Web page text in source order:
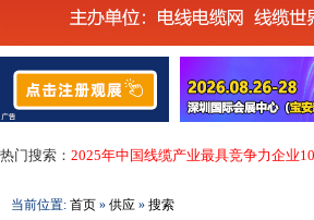
热门搜索： 2025年中国线缆产业最具竞争力企业
当前位置: 首页 » 供应 » 搜索